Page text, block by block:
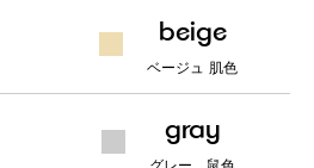
beige
ベージュ 肌色
gray